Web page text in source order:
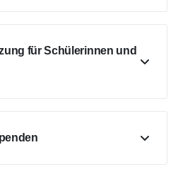
für Schülerinnen und